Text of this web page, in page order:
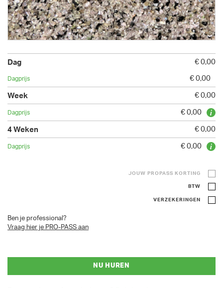
€ 0,00
€ 0,00
€ 0,00
€ 0,00
€ 0,00
€ 0,00
JOUW PROPASS KORTING
BTW
VERZEKERINGEN
Ben je professional?
Vraag hier je PRO-PASS aan
NU HUREN